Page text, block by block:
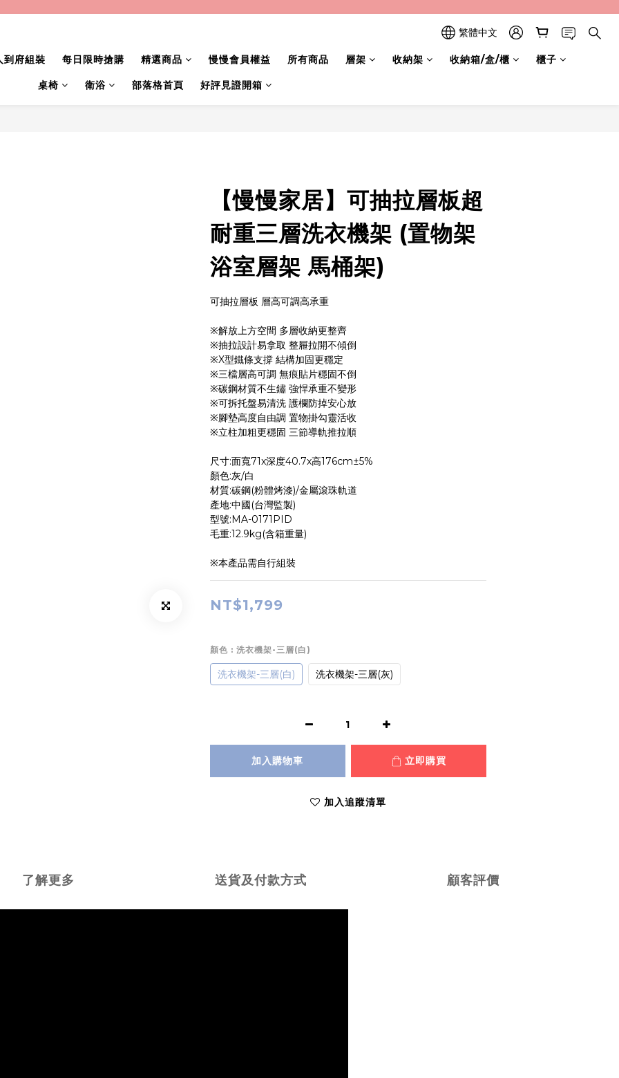
繁體中文
到府組裝 每日限時搶購 精選商品 慢慢會員權益 所有商品 層架 收納架 收納箱/盒/櫃 櫃子
桌椅 衛浴 部落格首頁 好評見證開箱
【慢慢家居】可抽拉層板超
耐重三層洗衣機架 (置物架
浴室層架 馬桶架)
可抽拉層板 層高可調高承重
※解放上方空間 多層收納更整齊
※抽拉設計易拿取 整屜拉開不傾倒
※X型鐵條支撐 結構加固更穩定
※三檔層高可調 無痕貼片穩固不倒
※碳鋼材質不生鏽 強悍承重不變形
※可拆托盤易清洗 護欄防掉安心放
※腳墊高度自由調 置物掛勾靈活收
※立柱加粗更穩固 三節導軌推拉順
尺寸:面寬71x深度40.7x高176cm±5%
顏色:灰/白
材質:碳鋼(粉體烤漆)/金屬滾珠軌道
產地:中國(台灣監製)
型號:MA-0171PID
毛重:12.9kg(含箱重量)
※本產品需自行組裝
NT$1,799
顏色 : 洗衣機架-三層(白)
洗衣機架-三層(白) 洗衣機架-三層(灰)
加入購物車 立即購買
加入追蹤清單
了解更多 送貨及付款方式 顧客評價